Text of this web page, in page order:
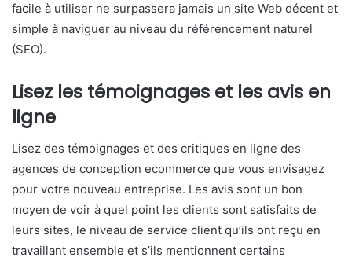
facile à utiliser ne surpassera jamais un site Web décent et
simple à naviguer au niveau du référencement naturel
(SEO).
Lisez les témoignages et les avis en
ligne
Lisez des témoignages et des critiques en ligne des
agences de conception ecommerce que vous envisagez
pour votre nouveau entreprise. Les avis sont un bon
moyen de voir à quel point les clients sont satisfaits de
leurs sites, le niveau de service client qu’ils ont reçu en
travaillant ensemble et s’ils mentionnent certains